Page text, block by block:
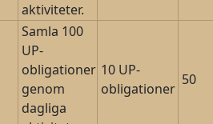
aktiviteter.
Samla 100
UP-
obligationer
genom
dagliga
10 UP-
obligationer
50